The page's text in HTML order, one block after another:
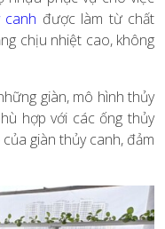
được làm từ chất
chịu nhiệt cao, không
giàn, mô hình thủy
hợp với các ống thủy
giàn thủy canh, đảm